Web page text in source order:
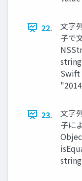
22.
文字
子で
Swift
23.
文字
子に